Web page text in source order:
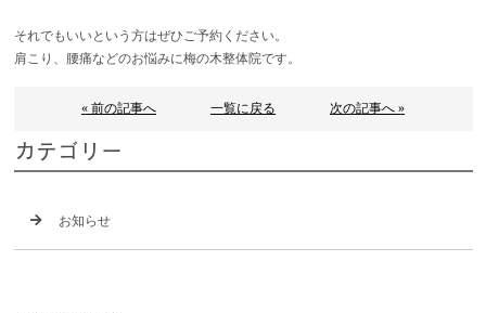
それでもいいという方はぜひご予約ください。
肩こり、腰痛などのお悩みに梅の木整体院です。
« 前の記事へ 一覧に戻る 次の記事へ »
カテゴリー
お知らせ